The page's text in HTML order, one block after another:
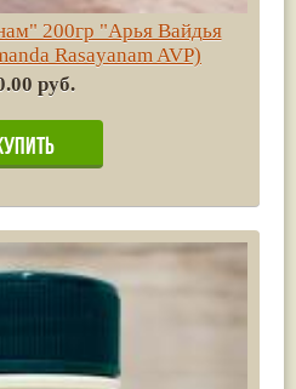
200гр "Арья Вайдья
Rasayanam AVP)
руб.